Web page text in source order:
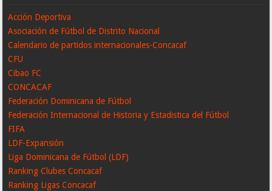
Acción Deportiva
Asociación de Fútbol de Distrito Nacional
Calendario de partidos internacionales-Concacaf
CFU
Cibao FC
CONCACAF
Federación Dominicana de Fútbol
Federación Internacional de Historia y Estadistica del Fútbol
FIFA
LDF-Expansión
Liga Dominicana de Fútbol (LDF)
Ranking Clubes Concacaf
Ranking Ligas Concacaf